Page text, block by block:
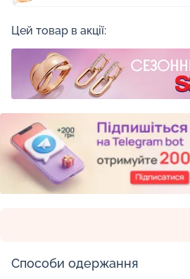
Цей товар в акції:
Способи одержання